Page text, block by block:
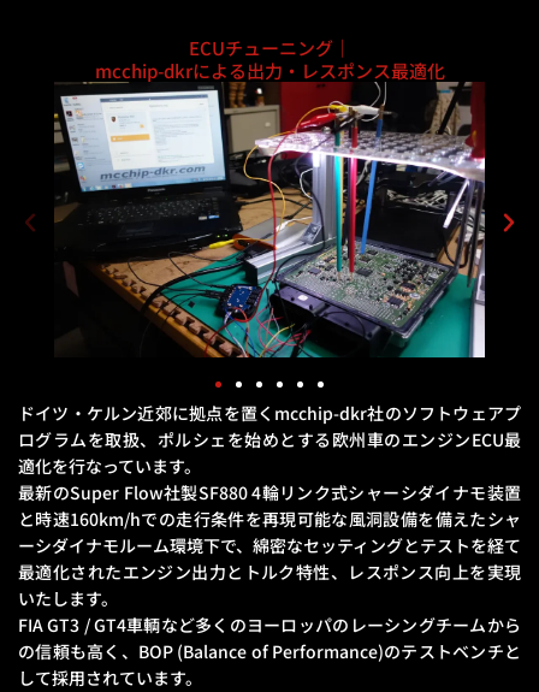
ECUチューニング｜
mcchip-dkrによる出力・レスポンス最適化
ドイツ・ケルン近郊に拠点を置くmcchip-dkr社のソフトウェアプ
ログラムを取扱、 ポルシェを始めとする欧州車のエンジンECU最
適化を行なっています。
最新のSuper Flow社製SF880 4輪リンク式シャーシダイナモ装置
と時速160km/hでの走行条件を再現可能な風洞設備を備えたシャ
ーシダイナモルーム環境下で、 綿密なセッティングとテストを経て
最適化されたエンジン出力とトルク特性、レスポンス向上を実現
いたします。
FIA GT3 / GT4車輌など多くのヨーロッパのレーシングチームから
の信頼も高く、 BOP (Balance of Performance)のテストベンチと
して採用されています。